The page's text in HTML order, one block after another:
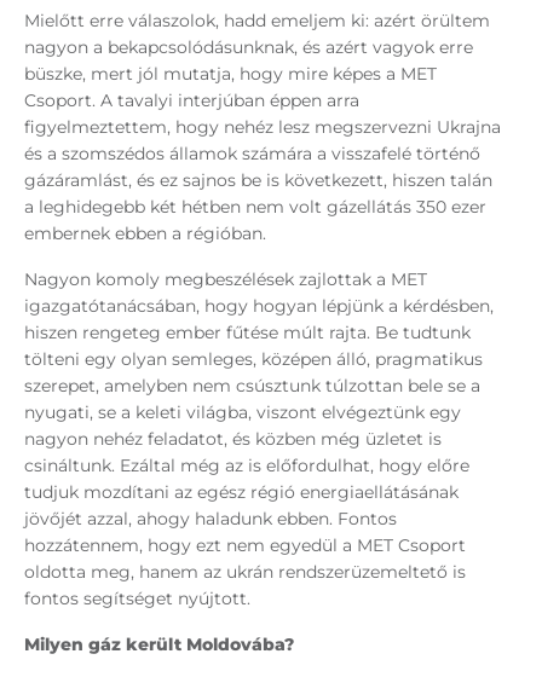
Mielőtt erre válaszolok, hadd emeljem ki: azért örültem
nagyon a bekapcsolódásunknak, és azért vagyok erre
büszke, mert jól mutatja, hogy mire képes a MET
Csoport. A tavalyi interjúban éppen arra
figyelmeztettem, hogy nehéz lesz megszervezni Ukrajna
és a szomszédos államok számára a visszafelé történő
gázáramlást, és ez sajnos be is következett, hiszen talán
a leghidegebb két hétben nem volt gázellátás 350 ezer
embernek ebben a régióban.
Nagyon komoly megbeszélések zajlottak a MET
igazgatótanácsában, hogy hogyan lépjünk a kérdésben,
hiszen rengeteg ember fűtése múlt rajta. Be tudtunk
tölteni egy olyan semleges, középen álló, pragmatikus
szerepet, amelyben nem csúsztunk túlzottan bele se a
nyugati, se a keleti világba, viszont elvégeztünk egy
nagyon nehéz feladatot, és közben még üzletet is
csináltunk. Ezáltal még az is előfordulhat, hogy előre
tudjuk mozdítani az egész régió energiaellátásának
jövőjét azzal, ahogy haladunk ebben. Fontos
hozzátennem, hogy ezt nem egyedül a MET Csoport
oldotta meg, hanem az ukrán rendszerüzemeltető is
fontos segítséget nyújtott.
Milyen gáz került Moldovába?